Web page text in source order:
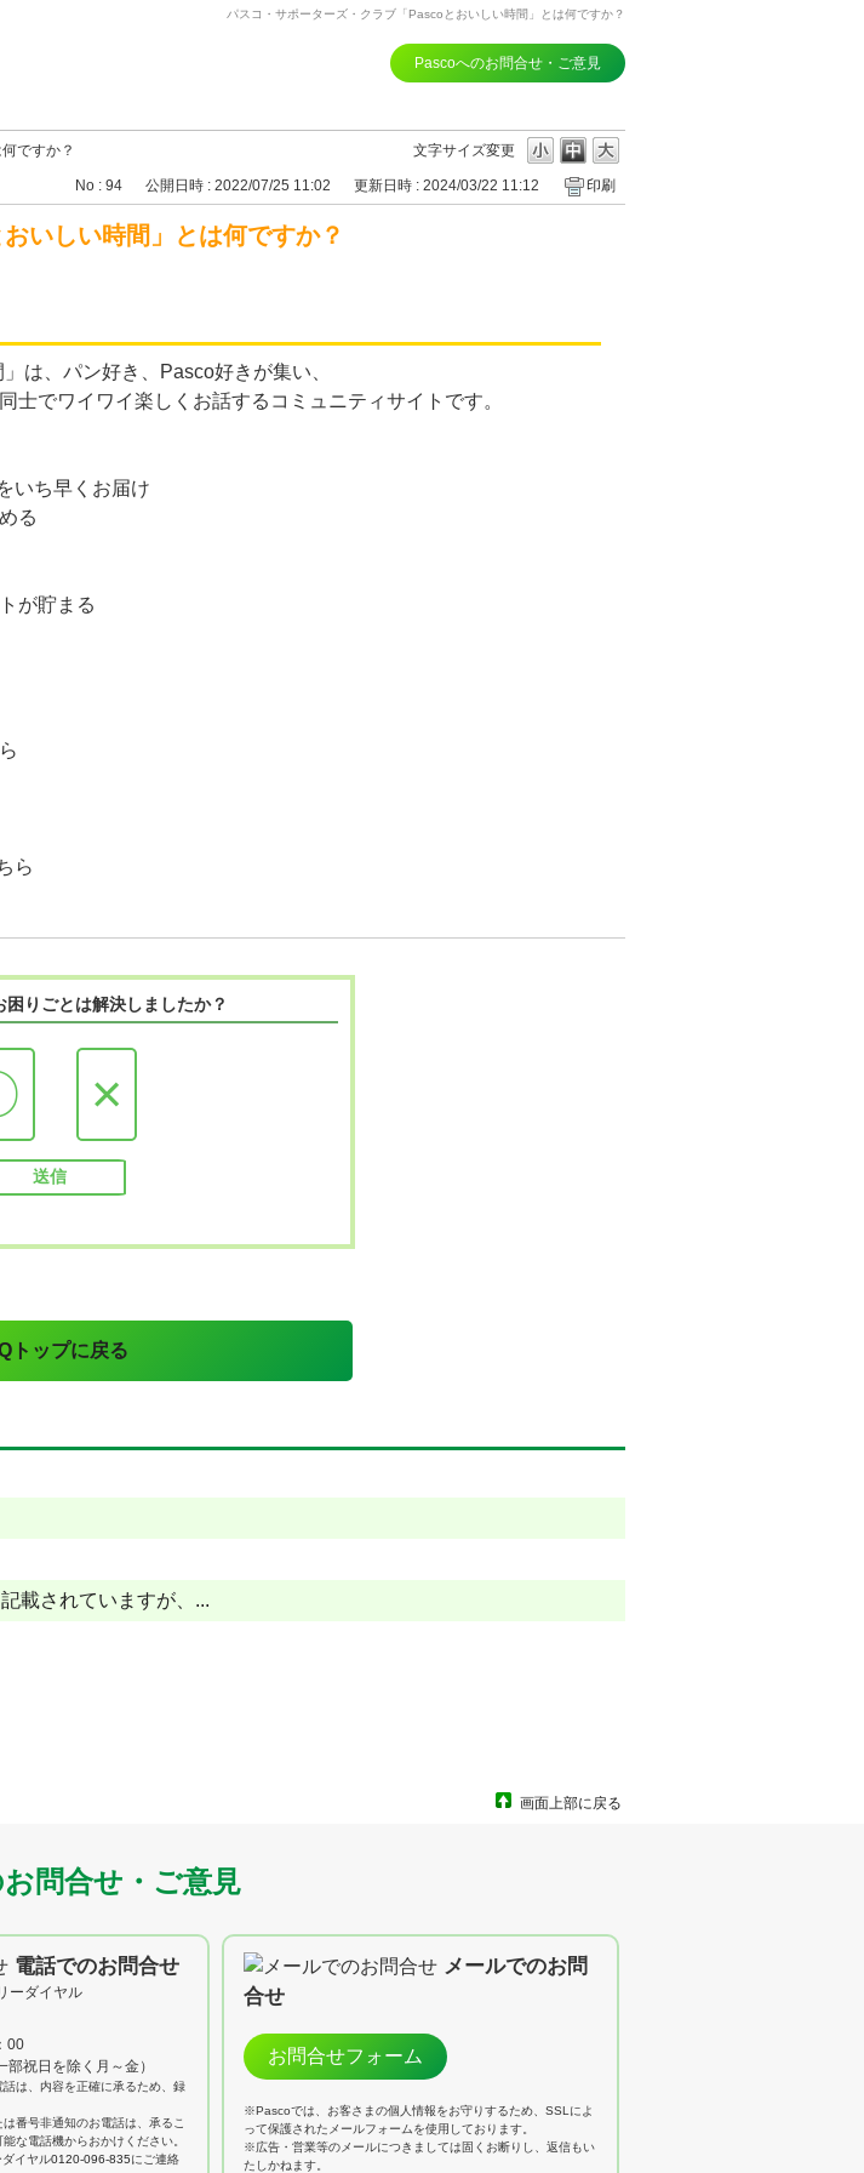
パスコ・サポーターズ・クラブ「Pascoとおいしい時間」とは何ですか？
Pascoへのお問合せ・ご意見
文字サイズ変更
ですか？
No : 94 公開日時 : 2022/07/25 11:02 更新日時 : 2024/03/22 11:12 印刷
いしい時間」とは何ですか？
は、パン好き、Pasco好きが集い、
でワイワイ楽しくお話するコミュニティサイトです。
いち早くお届け
る
が貯まる
ら
困りごとは解決しましたか？
×
トップに戻る
載されていますが、...
画面上部に戻る
問合せ・ご意見
電話でのお問合せ
ーダイヤル
00
部祝日を除く月～金）
は、内容を正確に承るため、録
番号非通知のお電話は、承るこ
な電話機からおかけください。
イヤル0120-096-835にご連絡
メールでのお問
合せ
お問合せフォーム
※Pascoでは、お客さまの個人情報をお守りするため、SSLによ
って保護されたメールフォームを使用しております。
※広告・営業等のメールにつきましては固くお断りし、返信もい
たしかねます。